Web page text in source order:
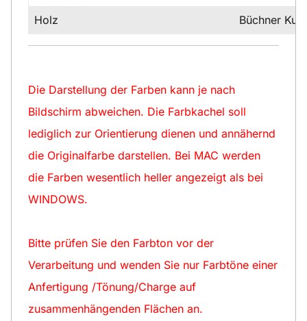
Holz
Büchner
Die Darstellung der Farben kann je nach
Bildschirm abweichen. Die Farbkachel soll
lediglich zur Orientierung dienen und annähernd
die Originalfarbe darstellen. Bei MAC werden
die Farben wesentlich heller angezeigt als bei
WINDOWS.
Bitte prüfen Sie den Farbton vor der
Verarbeitung und wenden Sie nur Farbtöne einer
Anfertigung /Tönung/Charge auf
zusammenhängenden Flächen an.